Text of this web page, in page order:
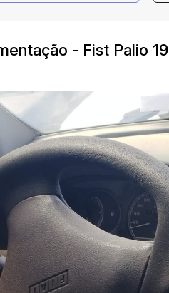
- Fist Palio